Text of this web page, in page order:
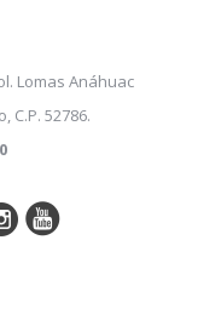
Lomas Anáhuac
C.P. 52786.